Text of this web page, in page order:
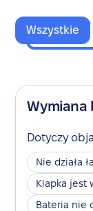
Wszystkie
Wymiana
Dotyczy
Nie działa
Klapka jest
Bateria nie